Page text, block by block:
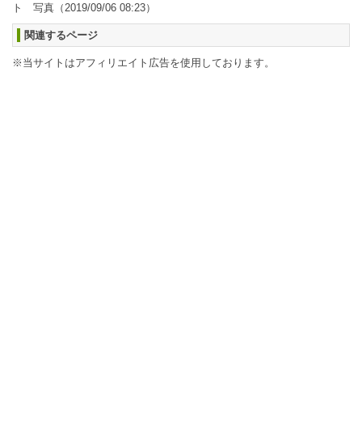
ト 写真 （2019/09/06 08:23）
関連するページ
※当サイトはアフィリエイト広告を使用しております。